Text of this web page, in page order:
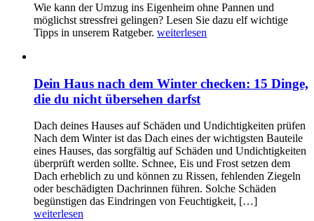
Wie kann der Umzug ins Eigenheim ohne Pannen und
möglichst stressfrei gelingen? Lesen Sie dazu elf wichtige
Tipps in unserem Ratgeber. weiterlesen
Dein Haus nach dem Winter checken: 15 Dinge,
die du nicht übersehen darfst
Dach deines Hauses auf Schäden und Undichtigkeiten prüfen
Nach dem Winter ist das Dach eines der wichtigsten Bauteile
eines Hauses, das sorgfältig auf Schäden und Undichtigkeiten
überprüft werden sollte. Schnee, Eis und Frost setzen dem
Dach erheblich zu und können zu Rissen, fehlenden Ziegeln
oder beschädigten Dachrinnen führen. Solche Schäden
begünstigen das Eindringen von Feuchtigkeit, […]
weiterlesen